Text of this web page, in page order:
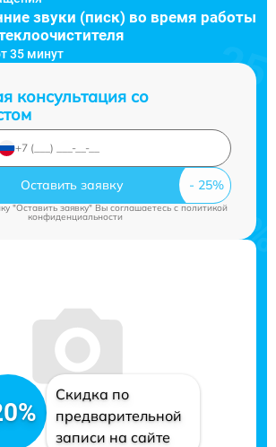
звуки (писк) во время работы
35 минут
консультация со
Оставить заявку
"Оставить заявку" Вы соглашаетесь cполитикой
конфиденциальности
Скидка по
предварительной
записи на сайте